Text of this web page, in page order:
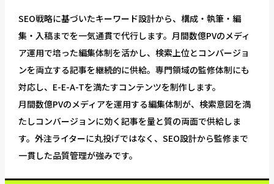
SEO戦略に基づいたキーワード設計から、構成・執筆・編
集・入稿までを一気通貫で代行します。月間数億PVのメディ
ア運用で培った編集体制を活かし、検索上位とコンバージョ
ンを両立する記事を継続的に供給。専門領域の監修体制にも
対応し、E-E-A-Tを満たすコンテンツを制作します。
月間数億PVのメディアを運用する編集体制が、検索意図を満
たしコンバージョンに効く記事を量と質の両面で供給しま
す。外注ライターに丸投げではなく、SEO設計から監修まで
一貫した品質管理が強みです。